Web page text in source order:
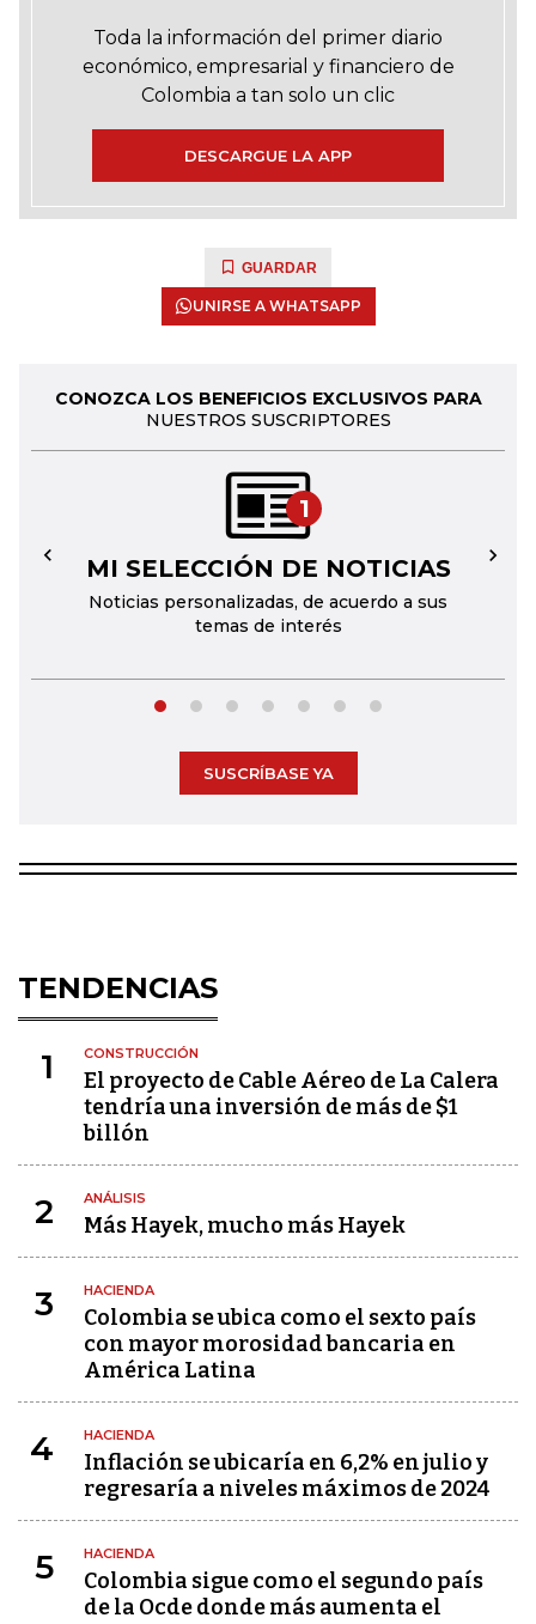
Toda la información del primer diario
económico, empresarial y financiero de
Colombia a tan solo un clic
DESCARGUE LA APP
GUARDAR
UNIRSE A WHATSAPP
CONOZCA LOS BENEFICIOS EXCLUSIVOS PARA
NUESTROS SUSCRIPTORES
1
MI SELECCIÓN DE NOTICIAS
Noticias personalizadas, de acuerdo a sus
temas de interés
← →
SUSCRÍBASE YA
TENDENCIAS
1 CONSTRUCCIÓN
El proyecto de Cable Aéreo de La Calera
tendría una inversión de más de $1
billón
2 ANÁLISIS
Más Hayek, mucho más Hayek
3 HACIENDA
Colombia se ubica como el sexto país
con mayor morosidad bancaria en
América Latina
4 HACIENDA
Inflación se ubicaría en 6,2% en julio y
regresaría a niveles máximos de 2024
5 HACIENDA
Colombia sigue como el segundo país
de la Ocde donde más aumenta el